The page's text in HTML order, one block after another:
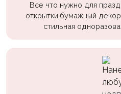
Все что нужно для
открытки,бумажный
стильная
Мальчикам